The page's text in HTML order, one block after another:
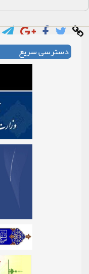
دسترسی سریع